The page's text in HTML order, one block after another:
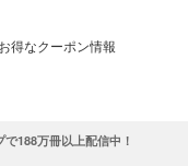
得なクーポン情報
188万冊以上配信中！